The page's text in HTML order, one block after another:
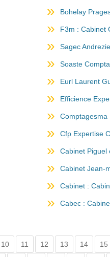
Bohelay
F3m : Cabinet
Sagec
Soaste
Eurl Laurent
Efficience
Comptagesma
Cfp Expertise
Cabinet Piguel
Cabinet Jean-
Cabinet :
Cabec :
10 11 12 13 14 15